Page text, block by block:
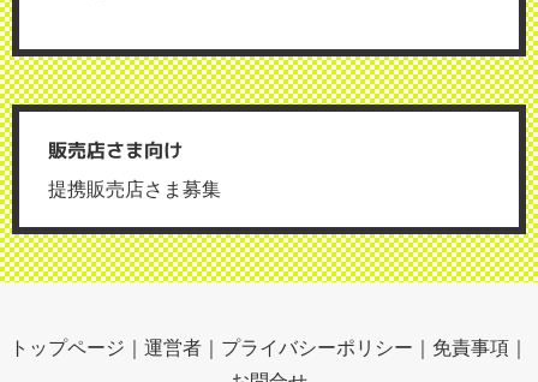
販売店さま向け
提携販売店さま募集
トップページ ｜ 運営者 ｜ プライバシーポリシー ｜ 免責事項 ｜